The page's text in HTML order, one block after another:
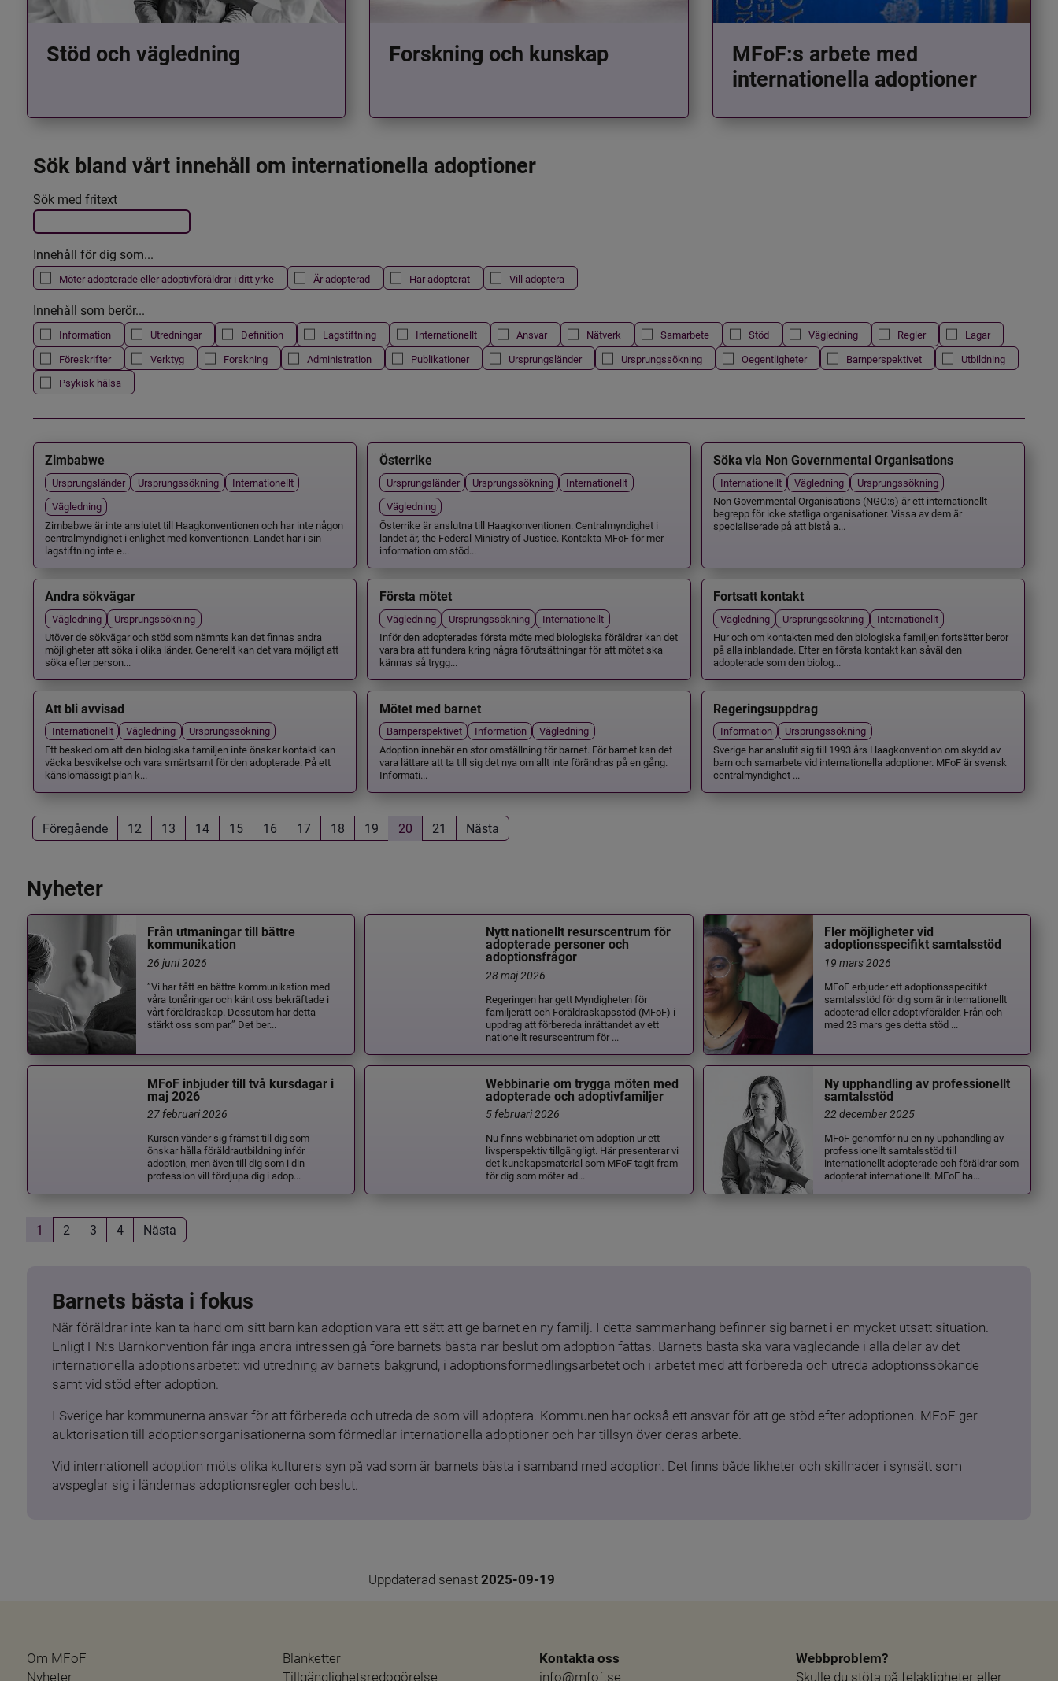
Stöd och vägledning Forskning och kunskap
MFoF:s arbete med
internationella adoptioner
Sök bland vårt innehåll om internationella adoptioner
Filtrera resultatet
Det här formuläret postas automatiskt
Sök med fritext
Innehåll för dig som...
Möter adopterade eller adoptivföräldrar i ditt yrke Är adopterad Har adopterat Vill adoptera
Innehåll som berör...
Information Utredningar Definition Lagstiftning Internationellt Ansvar Nätverk Samarbete Stöd Vägledning Regler
Lagar
Föreskrifter
Verktyg Forskning Administration Publikationer Ursprungsländer Ursprungssökning Oegentligheter Barnperspektivet
Utbildning
Psykisk hälsa
Zimbabwe
Ursprungsländer Ursprungssökning
Internationellt
Vägledning
Zimbabwe är inte anslutet till Haagkonventionen och har inte någon
centralmyndighet i enlighet med konventionen. Landet har i sin
lagstiftning inte e...
Österrike
Ursprungsländer Ursprungssökning
Internationellt
Vägledning
Österrike är anslutna till Haagkonventionen. Centralmyndighet i
landet är, the Federal Ministry of Justice. Kontakta MFoF för mer
information om stöd...
Söka via Non Governmental Organisations
Internationellt Vägledning
Ursprungssökning
Non Governmental Organisations (NGO:s) är ett internationellt
begrepp för icke statliga organisationer. Vissa av dem är
specialiserade på att bistå a...
Andra sökvägar
Vägledning
Ursprungssökning
Utöver de sökvägar och stöd som nämnts kan det finnas andra
möjligheter att söka i olika länder. Generellt kan det vara möjligt att
söka efter person...
Första mötet
Vägledning Ursprungssökning
Internationellt
Inför den adopterades första möte med biologiska föräldrar kan det
vara bra att fundera kring några förutsättningar för att mötet ska
kännas så trygg...
Fortsatt kontakt
Vägledning Ursprungssökning
Internationellt
Hur och om kontakten med den biologiska familjen fortsätter beror
på alla inblandade. Efter en första kontakt kan såväl den
adopterade som den biolog...
Att bli avvisad
Internationellt Vägledning
Ursprungssökning
Ett besked om att den biologiska familjen inte önskar kontakt kan
väcka besvikelse och vara smärtsamt för den adopterade. På ett
känslomässigt plan k...
Mötet med barnet
Barnperspektivet Information
Vägledning
Adoption innebär en stor omställning för barnet. För barnet kan det
vara lättare att ta till sig det nya om allt inte förändras på en gång.
Informati...
Regeringsuppdrag
Information
Ursprungssökning
Sverige har anslutit sig till 1993 års Haagkonvention om skydd av
barn och samarbete vid internationella adoptioner. MFoF är svensk
centralmyndighet ...
Föregående 12 13 14 15 16 17 18 19 20 21 Nästa
Nyheter
Från utmaningar till bättre
kommunikation
26 juni 2026
”Vi har fått en bättre kommunikation med
våra tonåringar och känt oss bekräftade i
vårt föräldraskap. Dessutom har detta
stärkt oss som par.” Det ber...
Nytt nationellt resurscentrum för
adopterade personer och
adoptionsfrågor
28 maj 2026
Regeringen har gett Myndigheten för
familjerätt och Föräldraskapsstöd (MFoF) i
uppdrag att förbereda inrättandet av ett
nationellt resurscentrum för ...
Fler möjligheter vid
adoptionsspecifikt samtalsstöd
19 mars 2026
MFoF erbjuder ett adoptionsspecifikt
samtalsstöd för dig som är internationellt
adopterad eller adoptivförälder. Från och
med 23 mars ges detta stöd ...
MFoF inbjuder till två kursdagar i
maj 2026
27 februari 2026
Kursen vänder sig främst till dig som
önskar hålla föräldrautbildning inför
adoption, men även till dig som i din
profession vill fördjupa dig i adop...
Webbinarie om trygga möten med
adopterade och adoptivfamiljer
5 februari 2026
Nu finns webbinariet om adoption ur ett
livsperspektiv tillgängligt. Här presenterar vi
det kunskapsmaterial som MFoF tagit fram
för dig som möter ad...
Ny upphandling av professionellt
samtalsstöd
22 december 2025
MFoF genomför nu en ny upphandling av
professionellt samtalsstöd till
internationellt adopterade och föräldrar som
adopterat internationellt. MFoF ha...
1 2 3 4 Nästa
Barnets bästa i fokus
När föräldrar inte kan ta hand om sitt barn kan adoption vara ett sätt att ge barnet en ny familj. I detta sammanhang befinner sig barnet i en mycket utsatt situation.
Enligt FN:s Barnkonvention får inga andra intressen gå före barnets bästa när beslut om adoption fattas. Barnets bästa ska vara vägledande i alla delar av det
internationella adoptionsarbetet: vid utredning av barnets bakgrund, i adoptionsförmedlingsarbetet och i arbetet med att förbereda och utreda adoptionssökande
samt vid stöd efter adoption.
I Sverige har kommunerna ansvar för att förbereda och utreda de som vill adoptera. Kommunen har också ett ansvar för att ge stöd efter adoptionen. MFoF ger
auktorisation till adoptionsorganisationerna som förmedlar internationella adoptioner och har tillsyn över deras arbete.
Vid internationell adoption möts olika kulturers syn på vad som är barnets bästa i samband med adoption. Det finns både likheter och skillnader i synsätt som
avspeglar sig i ländernas adoptionsregler och beslut.
Uppdaterad senast 2025-09-19
Om MFoF
Nyheter
Blanketter
Tillgänglighetsredogörelse
Kontakta oss
info@mfof.se
Webbproblem?
Skulle du stöta på felaktigheter eller